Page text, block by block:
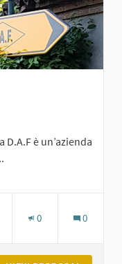
è un’azienda
0 0